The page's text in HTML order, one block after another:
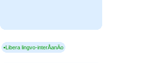
▪Libera lingvo-interÅanÄo